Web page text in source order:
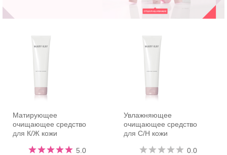
Матирующее
очищающее средство
для К/Ж кожи
5.0
Увлажняющее
очищающее средство
для С/Н кожи
0.0